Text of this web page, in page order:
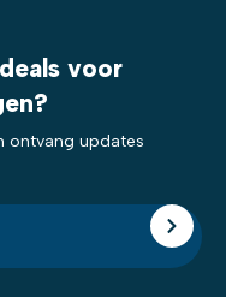
voor
ontvang updates